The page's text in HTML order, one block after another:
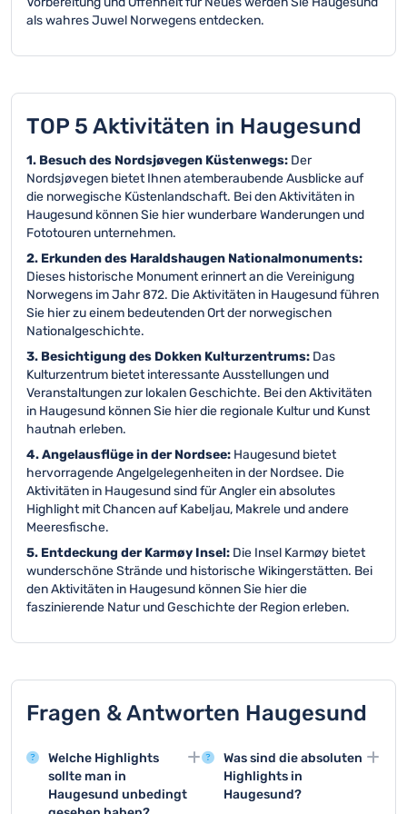
als wahres Juwel Norwegens entdecken.
TOP 5 Aktivitäten in Haugesund
1. Besuch des Nordsjøvegen Küstenwegs: Der
Nordsjøvegen bietet Ihnen atemberaubende Ausblicke auf
die norwegische Küstenlandschaft. Bei den Aktivitäten in
Haugesund können Sie hier wunderbare Wanderungen und
Fototouren unternehmen.
2. Erkunden des Haraldshaugen Nationalmonuments:
Dieses historische Monument erinnert an die Vereinigung
Norwegens im Jahr 872. Die Aktivitäten in Haugesund führen
Sie hier zu einem bedeutenden Ort der norwegischen
Nationalgeschichte.
3. Besichtigung des Dokken Kulturzentrums: Das
Kulturzentrum bietet interessante Ausstellungen und
Veranstaltungen zur lokalen Geschichte. Bei den Aktivitäten
in Haugesund können Sie hier die regionale Kultur und Kunst
hautnah erleben.
4. Angelausflüge in der Nordsee: Haugesund bietet
hervorragende Angelgelegenheiten in der Nordsee. Die
Aktivitäten in Haugesund sind für Angler ein absolutes
Highlight mit Chancen auf Kabeljau, Makrele und andere
Meeresfische.
5. Entdeckung der Karmøy Insel: Die Insel Karmøy bietet
wunderschöne Strände und historische Wikingerstätten. Bei
den Aktivitäten in Haugesund können Sie hier die
faszinierende Natur und Geschichte der Region erleben.
Fragen & Antworten Haugesund
Welche Highlights
sollte man in
Haugesund unbedingt
Was sind die absoluten
Highlights in
Haugesund?